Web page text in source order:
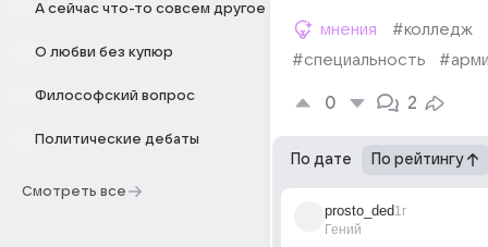
А сейчас что-то совсем другое
О любви без купюр
Философский вопрос
Политические дебаты
Смотреть все
мнения
#колледж
#специальность
0 2
По дате По рейтингу
prosto_ded
Гений
1г